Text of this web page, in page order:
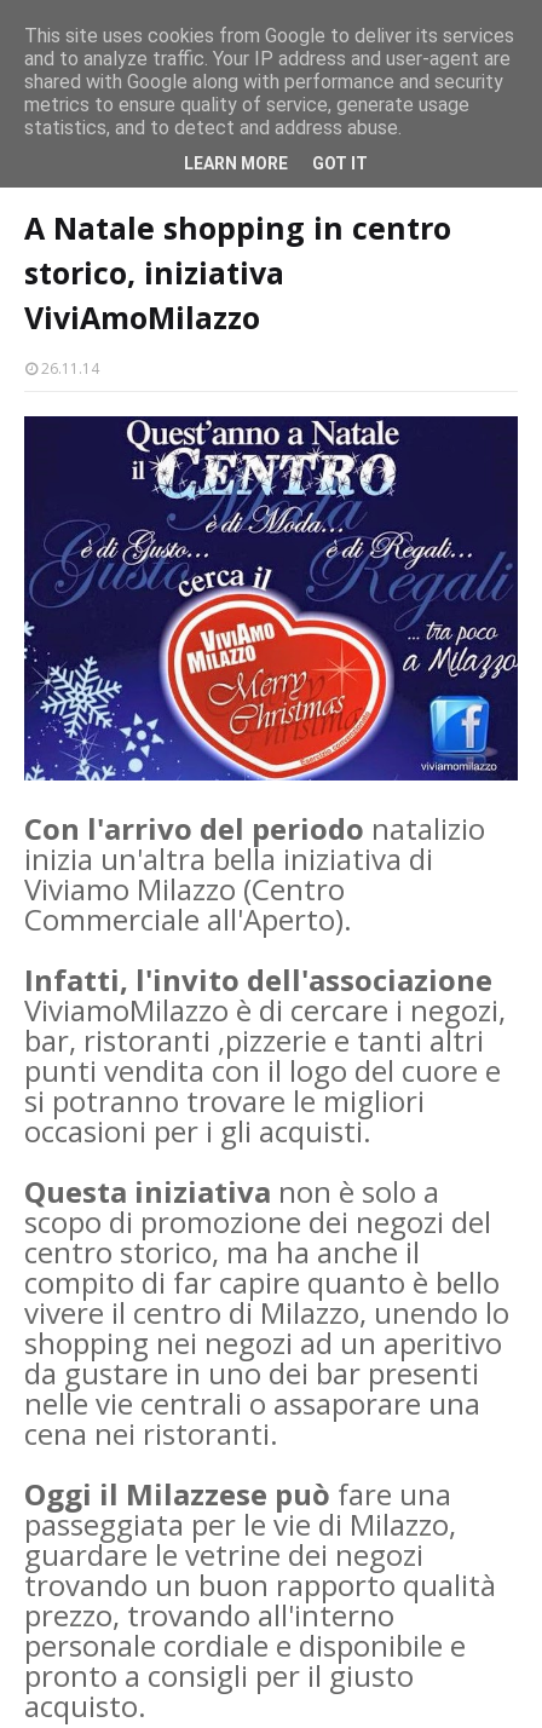
Milazzo 28ª Sagra del Pesce a Vaccarella: il programma
EVENTI
viviamo milazzo
A Natale shopping in centro storico,
A Natale shopping in centro
storico, iniziativa
ViviAmoMilazzo
26.11.14
Con l'arrivo del periodo natalizio
inizia un'altra bella iniziativa di
Viviamo Milazzo (Centro
Commerciale all'Aperto).
Infatti, l'invito dell'associazione
ViviamoMilazzo è di cercare i negozi,
bar, ristoranti ,pizzerie e tanti altri
punti vendita con il logo del cuore e
si potranno trovare le migliori
occasioni per i gli acquisti.
Questa iniziativa non è solo a
scopo di promozione dei negozi del
centro storico, ma ha anche il
compito di far capire quanto è bello
vivere il centro di Milazzo, unendo lo
shopping nei negozi ad un aperitivo
da gustare in uno dei bar presenti
nelle vie centrali o assaporare una
cena nei ristoranti.
Oggi il Milazzese può fare una
passeggiata per le vie di Milazzo,
guardare le vetrine dei negozi
trovando un buon rapporto qualità
prezzo, trovando all'interno
personale cordiale e disponibile e
pronto a consigli per il giusto
acquisto.
This site uses cookies from Google to deliver its services
and to analyze traffic. Your IP address and user-agent are
shared with Google along with performance and security
metrics to ensure quality of service, generate usage
statistics, and to detect and address abuse.
LEARN MORE GOT IT